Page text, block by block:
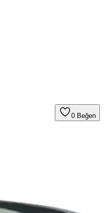
0 Beğen